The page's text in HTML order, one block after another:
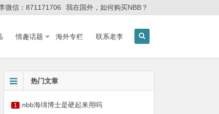
微信：871171706 我在国外，如何购买NBB？
情趣话题 海外专栏 联系老李
热门文章
1 nbb海绵博士是硬起来用吗